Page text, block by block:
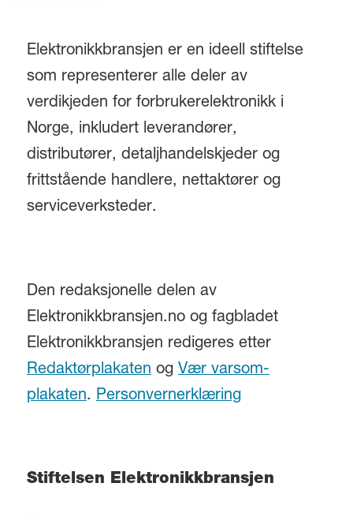
Elektronikkbransjen er en ideell stiftelse
som representerer alle deler av
verdikjeden for forbrukerelektronikk i
Norge, inkludert leverandører,
distributører, detaljhandelskjeder og
frittstående handlere, nettaktører og
serviceverksteder.
Den redaksjonelle delen av
Elektronikkbransjen.no og fagbladet
Elektronikkbransjen redigeres etter
Redaktørplakaten og Vær varsom-
plakaten. Personvernerklæring
Stiftelsen Elektronikkbransjen